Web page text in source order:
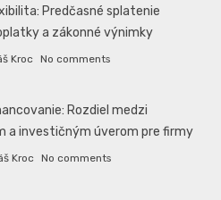
Predčasné splatenie
a zákonné výnimky
Kroc No comments
Rozdiel medzi
a investičným úverom pre firmy
Kroc No comments